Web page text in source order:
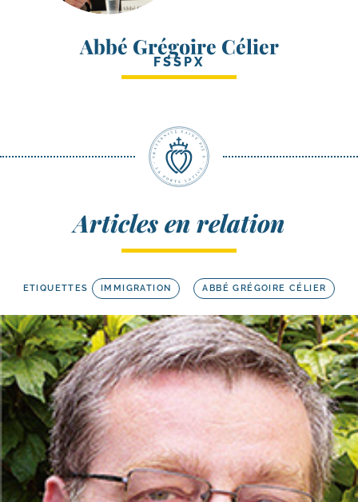
Abbé Grégoire Célier
FSSPX
Articles en relation
ETIQUETTES IMMIGRATION ABBÉ GRÉGOIRE CÉLIER